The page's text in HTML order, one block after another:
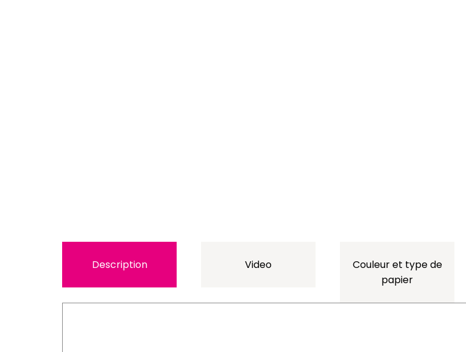
Description Video
Couleur et type de
papier